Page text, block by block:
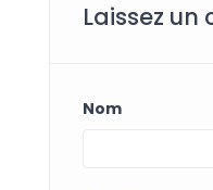
Laissez
Nom